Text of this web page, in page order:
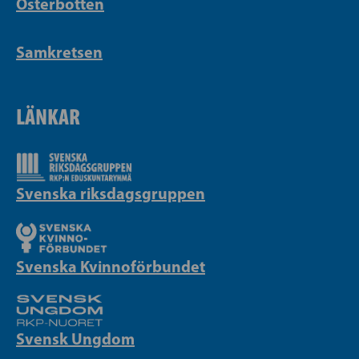
Samkretsen
LÄNKAR
Svenska riksdagsgruppen
Svenska Kvinnoförbundet
Svensk Ungdom